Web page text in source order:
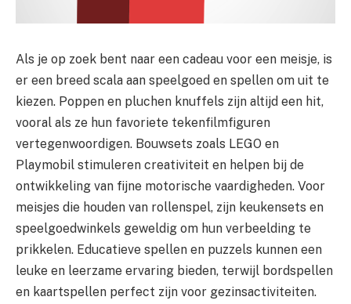
Als je op zoek bent naar een cadeau voor een meisje, is
er een breed scala aan speelgoed en spellen om uit te
kiezen. Poppen en pluchen knuffels zijn altijd een hit,
vooral als ze hun favoriete tekenfilmfiguren
vertegenwoordigen. Bouwsets zoals LEGO en
Playmobil stimuleren creativiteit en helpen bij de
ontwikkeling van fijne motorische vaardigheden. Voor
meisjes die houden van rollenspel, zijn keukensets en
speelgoedwinkels geweldig om hun verbeelding te
prikkelen. Educatieve spellen en puzzels kunnen een
leuke en leerzame ervaring bieden, terwijl bordspellen
en kaartspellen perfect zijn voor gezinsactiviteiten.